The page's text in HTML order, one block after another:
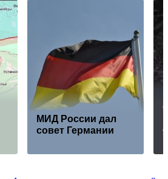
МИД России дал
совет Германии